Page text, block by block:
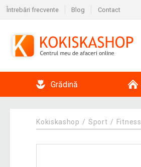
Întrebări frecvente Blog Contact
Grădină
Kokiskashop Sport Fitness